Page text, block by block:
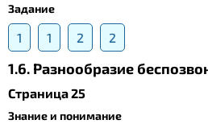
Задание
1 1 2 2
1.6. Разнообразие
Страница 25
Знание и понимание